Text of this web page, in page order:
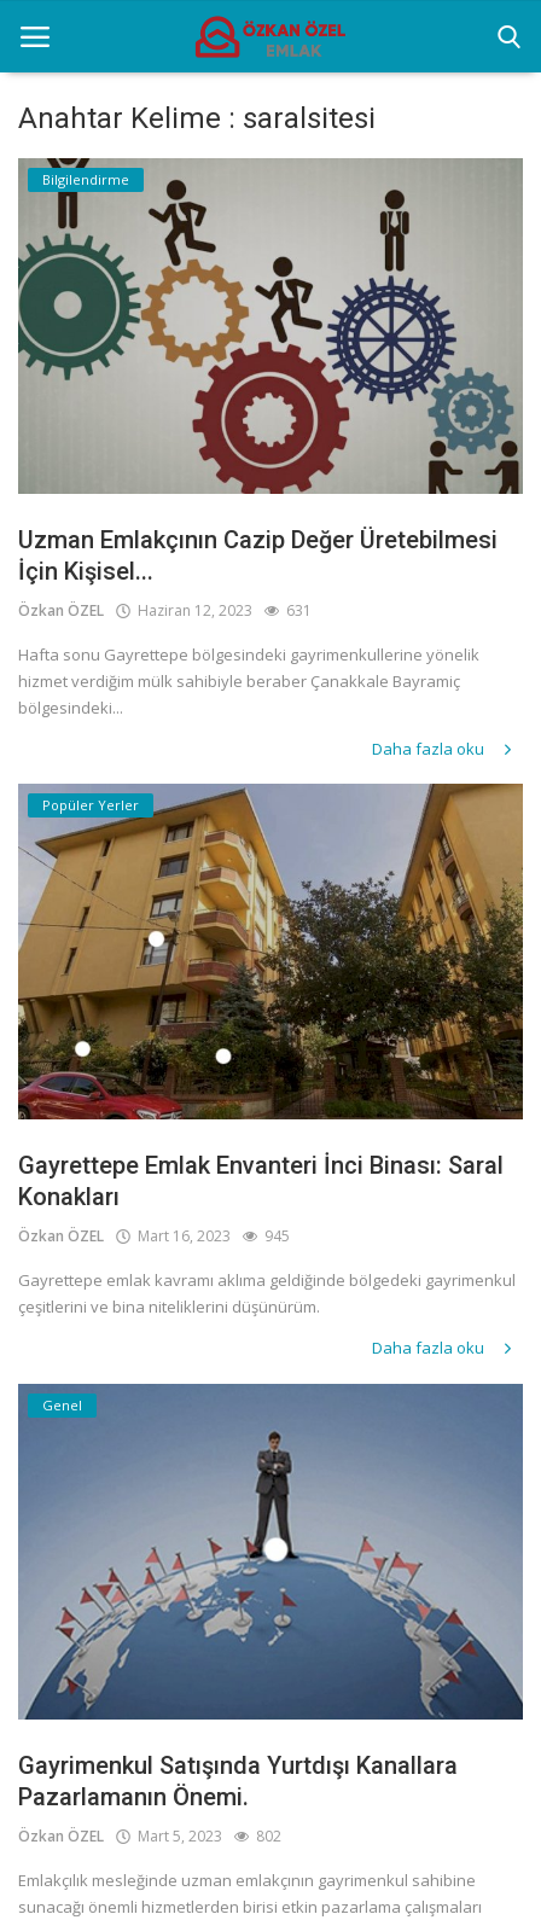
Anasayfa
Genel
Popüler Yerler
Gayrettepe Projeler
Galeri
Anahtar Kelime : saralsitesi
Bilgilendirme
Uzman Emlakçının Cazip Değer Üretebilmesi
İçin Kişisel...
Özkan ÖZEL Haziran 12, 2023 631
Hafta sonu Gayrettepe bölgesindeki gayrimenkullerine yönelik
hizmet verdiğim mülk sahibiyle beraber Çanakkale Bayramiç
bölgesindeki...
Daha fazla oku
Popüler Yerler
Gayrettepe Emlak Envanteri İnci Binası: Saral
Konakları
Özkan ÖZEL Mart 16, 2023 945
Gayrettepe emlak kavramı aklıma geldiğinde bölgedeki gayrimenkul
çeşitlerini ve bina niteliklerini düşünürüm.
Daha fazla oku
Genel
Gayrimenkul Satışında Yurtdışı Kanallara
Pazarlamanın Önemi.
Özkan ÖZEL Mart 5, 2023 802
Emlakçılık mesleğinde uzman emlakçının gayrimenkul sahibine
sunacağı önemli hizmetlerden birisi etkin pazarlama çalışmaları